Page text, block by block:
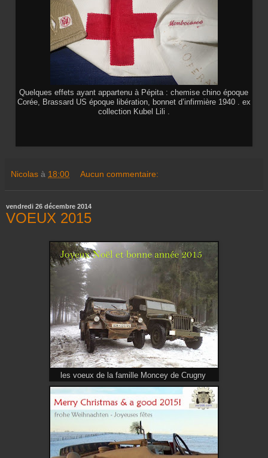
Quelques effets ayant appartenu à Pépita : chemise chino époque
Corée, Brassard US époque libération, bonnet d’infirmière 1940 . ex
collection Kubel Lili .
Nicolas à 18:00 Aucun commentaire:
vendredi 26 décembre 2014
VOEUX 2015
les voeux de la famille Moncey de Crugny